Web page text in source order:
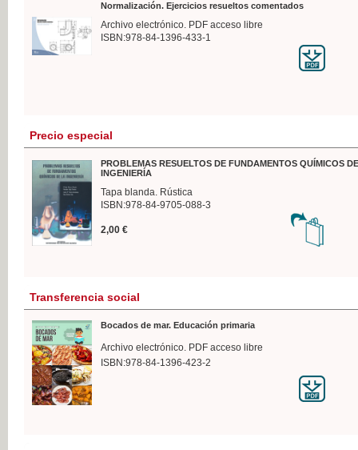
Normalización. Ejercicios resueltos comentados
Archivo electrónico. PDF acceso libre
ISBN:978-84-1396-433-1
Precio especial
PROBLEMAS RESUELTOS DE FUNDAMENTOS QUÍMICOS
INGENIERÍA
Tapa blanda. Rústica
ISBN:978-84-9705-088-3
2,00 €
Transferencia social
Bocados de mar. Educación primaria
Archivo electrónico. PDF acceso libre
ISBN:978-84-1396-423-2